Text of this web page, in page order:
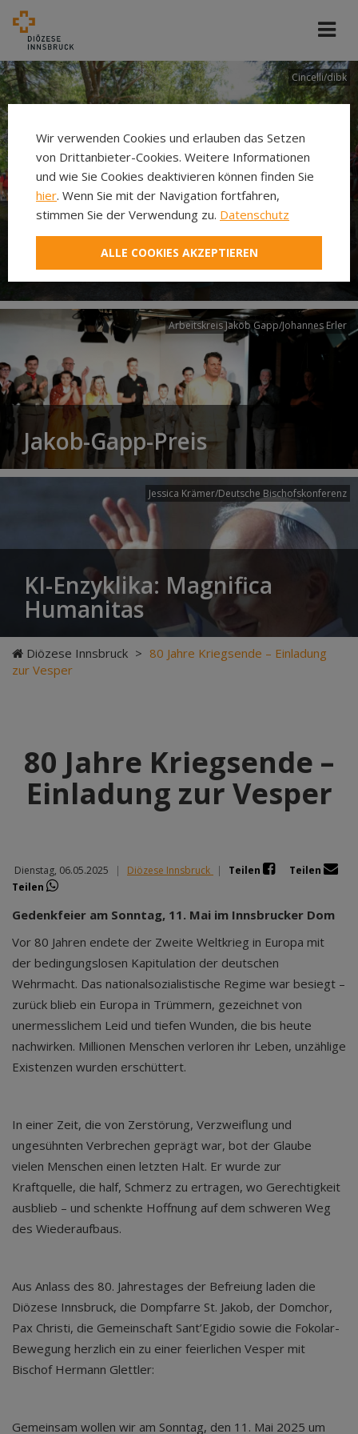
Cincelli/dibk
Neuer Pilgerweg Via
Laudato si’
Arbeitskreis Jakob Gapp/Johannes Erler
Jakob-Gapp-Preis
Jessica Krämer/Deutsche Bischofskonferenz
KI-Enzyklika: Magnifica
Humanitas
Diözese Innsbruck > 80 Jahre Kriegsende – Einladung
zur Vesper
80 Jahre Kriegsende –
Einladung zur Vesper
Dienstag, 06.05.2025 | Diözese Innsbruck | Teilen
Teilen
Teilen
Gedenkfeier am Sonntag, 11. Mai im Innsbrucker Dom
Vor 80 Jahren endete der Zweite Weltkrieg in Europa mit
der bedingungslosen Kapitulation der deutschen
Wehrmacht. Das nationalsozialistische Regime war besiegt –
zurück blieb ein Europa in Trümmern, gezeichnet von
unermesslichem Leid und tiefen Wunden, die bis heute
nachwirken. Millionen Menschen verloren ihr Leben, unzählige
Existenzen wurden erschüttert.
In einer Zeit, die von Zerstörung, Verzweiflung und
ungesühnten Verbrechen geprägt war, bot der Glaube
vielen Menschen einen letzten Halt. Er wurde zur
Kraftquelle, die half, Schmerz zu ertragen, wo Gerechtigkeit
ausblieb – und schenkte Hoffnung auf dem schweren Weg
des Wiederaufbaus.
Aus Anlass des 80. Jahrestages der Befreiung laden die
Diözese Innsbruck, die Dompfarre St. Jakob, der Domchor,
Pax Christi, die Gemeinschaft Sant’Egidio sowie die Fokolar-
Bewegung herzlich ein zu einer feierlichen Vesper mit
Bischof Hermann Glettler:
Gemeinsam wollen wir am Sonntag, den 11. Mai 2025 um
Wir verwenden Cookies und erlauben das Setzen
von Drittanbieter-Cookies. Weitere Informationen
und wie Sie Cookies deaktivieren können finden Sie
hier. Wenn Sie mit der Navigation fortfahren,
stimmen Sie der Verwendung zu. Datenschutz
ALLE COOKIES AKZEPTIEREN